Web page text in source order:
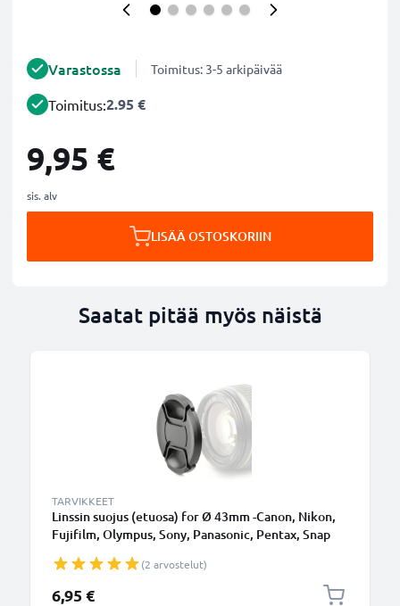
Varastossa Toimitus: 3-5 arkipäivää
Toimitus:2.95 €
9,95 €
sis. alv
LISÄÄ OSTOSKORIIN
Saatat pitää myös näistä
TARVIKKEET
Linssin suojus (etuosa) for Ø 43mm -Canon, Nikon,
Fujifilm, Olympus, Sony, Panasonic, Pentax, Snap
(2 arvostelut)
6,95 €